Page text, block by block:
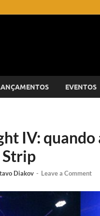
EVENTOS
IV: quando
Strip
Diakov - Leave a Comment